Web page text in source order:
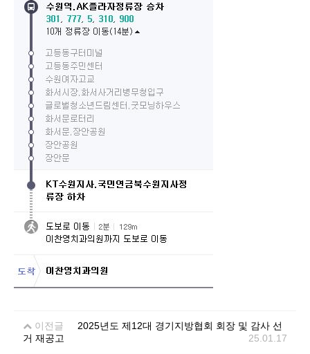
이전글
2025년도 제12대 경기지방협회 회장 및 감사 선
거 재공고
25.01.17